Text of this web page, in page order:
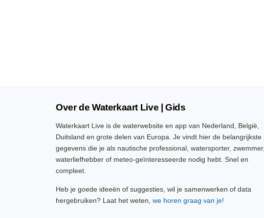
Over de Waterkaart Live | Gids
Waterkaart Live is de waterwebsite en app van Nederland, België,
Duitsland en grote delen van Europa. Je vindt hier de belangrijkste
gegevens die je als nautische professional, watersporter, zwemmer,
waterliefhebber of meteo-geïnteresseerde nodig hebt. Snel en
compleet.
Heb je goede ideeën of suggesties, wil je samenwerken of data
hergebruiken? Laat het weten, we horen graag van je!